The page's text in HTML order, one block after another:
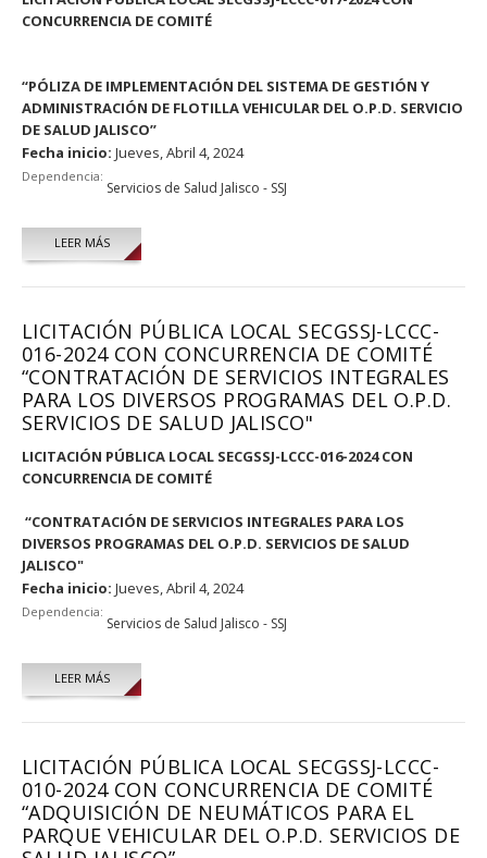
CONCURRENCIA DE COMITÉ
“PÓLIZA DE IMPLEMENTACIÓN DEL SISTEMA DE GESTIÓN Y
ADMINISTRACIÓN DE FLOTILLA VEHICULAR DEL O.P.D. SERVICIO
DE SALUD JALISCO”
Fecha inicio: Jueves, Abril 4, 2024
Dependencia:
Servicios de Salud Jalisco - SSJ
LEER MÁS
LICITACIÓN PÚBLICA LOCAL SECGSSJ-LCCC-
016-2024 CON CONCURRENCIA DE COMITÉ
“CONTRATACIÓN DE SERVICIOS INTEGRALES
PARA LOS DIVERSOS PROGRAMAS DEL O.P.D.
SERVICIOS DE SALUD JALISCO"
LICITACIÓN PÚBLICA LOCAL SECGSSJ-LCCC-016-2024 CON
CONCURRENCIA DE COMITÉ
“CONTRATACIÓN DE SERVICIOS INTEGRALES PARA LOS
DIVERSOS PROGRAMAS DEL O.P.D. SERVICIOS DE SALUD
JALISCO"
Fecha inicio: Jueves, Abril 4, 2024
Dependencia:
Servicios de Salud Jalisco - SSJ
LEER MÁS
LICITACIÓN PÚBLICA LOCAL SECGSSJ-LCCC-
010-2024 CON CONCURRENCIA DE COMITÉ
“ADQUISICIÓN DE NEUMÁTICOS PARA EL
PARQUE VEHICULAR DEL O.P.D. SERVICIOS DE